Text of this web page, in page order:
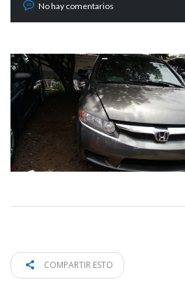
No hay comentarios
COMPARTIR ESTO